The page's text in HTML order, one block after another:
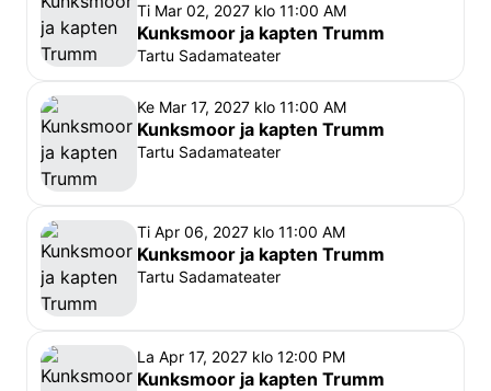
Ti Mar 02, 2027 klo 11:00 AM
Kunksmoor ja kapten Trumm
Tartu Sadamateater
Ke Mar 17, 2027 klo 11:00 AM
Kunksmoor ja kapten Trumm
Tartu Sadamateater
Ti Apr 06, 2027 klo 11:00 AM
Kunksmoor ja kapten Trumm
Tartu Sadamateater
La Apr 17, 2027 klo 12:00 PM
Kunksmoor ja kapten Trumm